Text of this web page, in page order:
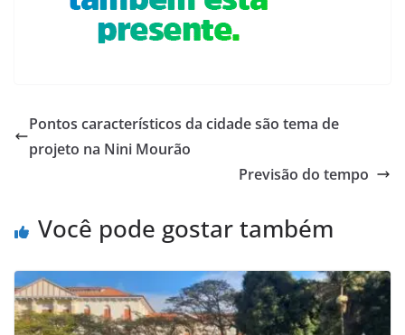
Pontos característicos da cidade são tema de
projeto na Nini Mourão
Previsão do tempo
Você pode gostar também